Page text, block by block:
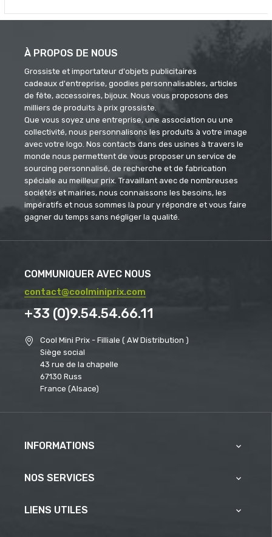
À PROPOS DE NOUS
Grossiste et importateur d'objets publicitaires
cadeaux d'entreprise, goodies personnalisables, articles
de fête, accessoires, bijoux. Nous vous proposons des
milliers de produits à prix grossiste.
Que vous soyez une entreprise, une association ou une
collectivité, nous personnalisons les produits à votre image
avec votre logo. Nos contacts dans des usines à travers le
monde nous permettent de vous proposer un service de
sourcing personnalisé, de recherche et de fabrication
spéciale au meilleur prix. Travaillant avec de nombreuses
sociétés et mairies, nous connaissons les besoins, les
impératifs et nous sommes là pour y répondre et vous faire
gagner du temps sans négliger la qualité.
COMMUNIQUER AVEC NOUS
contact@coolminiprix.com
+33 (0)9.54.54.66.11
Cool Mini Prix - Filliale ( AW Distribution )
Siège social
43 rue de la chapelle
67130 Russ
France (Alsace)
INFORMATIONS 
NOS SERVICES 
LIENS UTILES 